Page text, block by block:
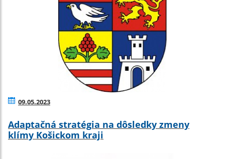
09.05.2023
Adaptačná stratégia na dôsledky zmeny
klímy Košickom kraji